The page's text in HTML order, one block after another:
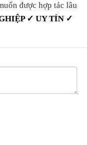
được hợp tác lâu
✓ UY TÍN ✓